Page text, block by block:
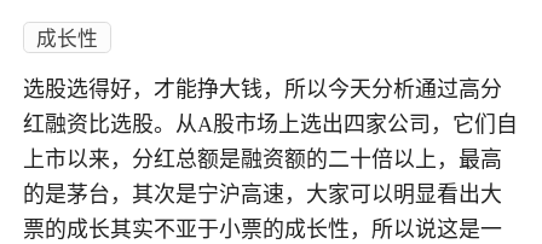
成长性
选股选得好，才能挣大钱，所以今天分析通过高分
红融资比选股。从A股市场上选出四家公司，它们自
上市以来，分红总额是融资额的二十倍以上，最高
的是茅台，其次是宁沪高速，大家可以明显看出大
票的成长其实不亚于小票的成长性，所以说这是一